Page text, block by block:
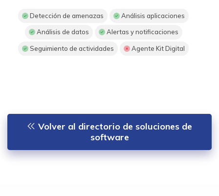
Detección de amenazas Análisis aplicaciones
Análisis de datos Alertas y notificaciones
Seguimiento de actividades Agente Kit Digital
Volver al directorio de soluciones de
software